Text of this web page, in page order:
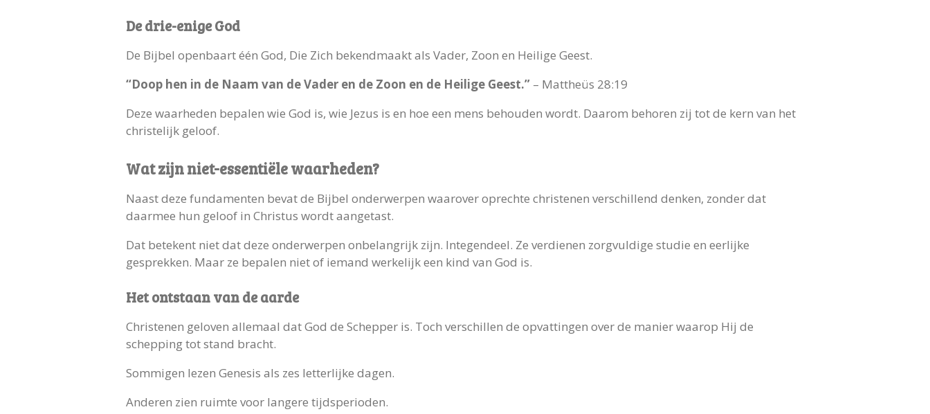
De drie-enige God
De Bijbel openbaart één God, Die Zich bekendmaakt als Vader, Zoon en Heilige Geest.
“Doop hen in de Naam van de Vader en de Zoon en de Heilige Geest.” – Mattheüs 28:19
Deze waarheden bepalen wie God is, wie Jezus is en hoe een mens behouden wordt. Daarom behoren zij tot de kern van het
christelijk geloof.
Wat zijn niet-essentiële waarheden?
Naast deze fundamenten bevat de Bijbel onderwerpen waarover oprechte christenen verschillend denken, zonder dat
daarmee hun geloof in Christus wordt aangetast.
Dat betekent niet dat deze onderwerpen onbelangrijk zijn. Integendeel. Ze verdienen zorgvuldige studie en eerlijke
gesprekken. Maar ze bepalen niet of iemand werkelijk een kind van God is.
Het ontstaan van de aarde
Christenen geloven allemaal dat God de Schepper is. Toch verschillen de opvattingen over de manier waarop Hij de
schepping tot stand bracht.
Sommigen lezen Genesis als zes letterlijke dagen.
Anderen zien ruimte voor langere tijdsperioden.